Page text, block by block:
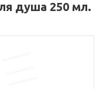
душа 250 мл.